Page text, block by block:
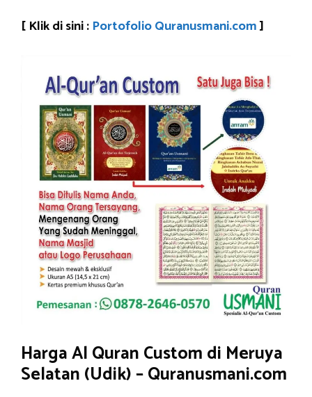
[ Klik di sini : Portofolio Quranusmani.com]
Harga Al Quran Custom di Meruya
Selatan (Udik) – Quranusmani.com